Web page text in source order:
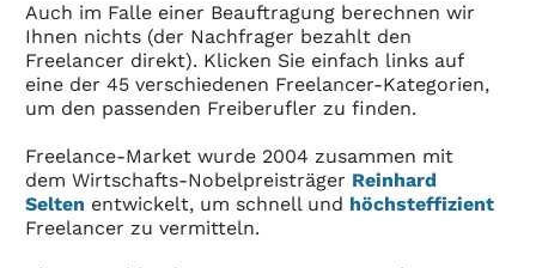
Auch im Falle einer Beauftragung berechnen wir
Ihnen nichts (der Nachfrager bezahlt den
Freelancer direkt). Klicken Sie einfach links auf
eine der 45 verschiedenen Freelancer-Kategorien,
um den passenden Freiberufler zu finden.
Freelance-Market wurde 2004 zusam­men mit
dem Wirt­schafts-Nobel­preis­träger Reinhard
Selten entwickelt, um schnell und höchsteffizient
Freelancer zu vermitteln.